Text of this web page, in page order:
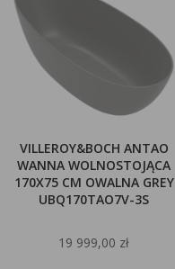
VILLEROY&BOCH ANTAO
WANNA WOLNOSTOJĄCA
170X75 CM OWALNA GREY
UBQ170TAO7V-3S
19 999,00 zł